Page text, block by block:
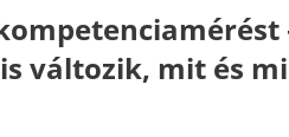
változik, mit és